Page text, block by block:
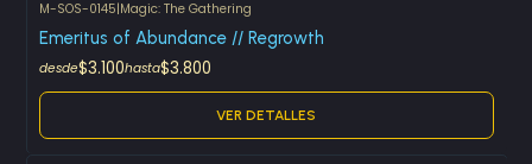
Agotado
M-SOS-0145|Magic: The Gathering
Emeritus of Abundance // Regrowth
desde$3.100hasta$3.800
VER DETALLES